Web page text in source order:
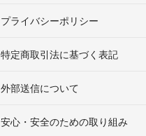
プライバシーポリシー
特定商取引法に基づく表記
外部送信について
安心・安全のための取り組み